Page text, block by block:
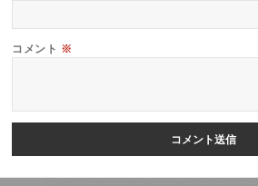
コメント ※